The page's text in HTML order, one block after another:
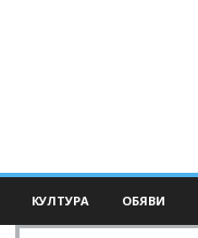
КУЛТУРА ОБЯВИ